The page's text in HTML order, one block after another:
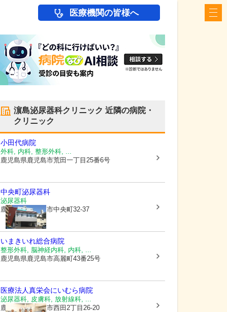
医療機関の皆様へ
濵島泌尿器科クリニック 近隣の病院・
クリニック
小田代病院
外科, 内科, 整形外科, ...
鹿児島県鹿児島市荒田一丁目25番6号
中央町泌尿器科
泌尿器科
鹿児島県鹿児島市中央町32-37
いまきいれ総合病院
整形外科, 脳神経内科, 内科, ...
鹿児島県鹿児島市高麗町43番25号
医療法人真栄会にいむら病院
泌尿器科, 皮膚科, 放射線科, ...
鹿児島県鹿児島市西田2丁目26-20